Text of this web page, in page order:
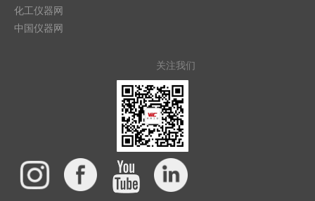
关注我们
化工仪器网
中国仪器网